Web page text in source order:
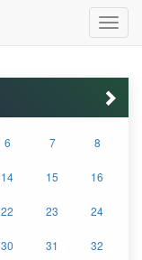
Toggle
6 7 8
14 15 16
22 23 24
30 31 32